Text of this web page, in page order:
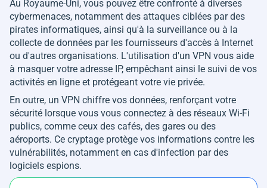
Au Royaume-Uni, vous pouvez être confronté à diverses
cybermenaces, notamment des attaques ciblées par des
pirates informatiques, ainsi qu'à la surveillance ou à la
collecte de données par les fournisseurs d'accès à Internet
ou d'autres organisations. L'utilisation d'un VPN vous aide
à masquer votre adresse IP, empêchant ainsi le suivi de vos
activités en ligne et protégeant votre vie privée.
En outre, un VPN chiffre vos données, renforçant votre
sécurité lorsque vous vous connectez à des réseaux Wi-Fi
publics, comme ceux des cafés, des gares ou des
aéroports. Ce cryptage protège vos informations contre les
vulnérabilités, notamment en cas d'infection par des
logiciels espions.